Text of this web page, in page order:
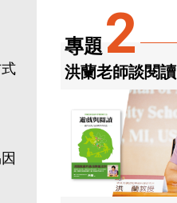
專題2
洪蘭老師談閱讀